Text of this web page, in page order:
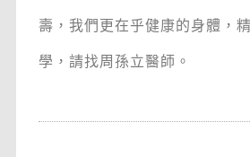
壽，我們更在乎健康的身體，
學，請找周孫立醫師。